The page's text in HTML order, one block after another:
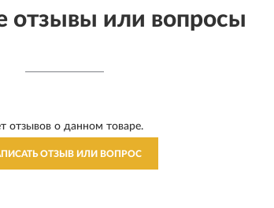
отзывы или вопросы
отзывов о данном товаре.
ОТЗЫВ ИЛИ ВОПРОС